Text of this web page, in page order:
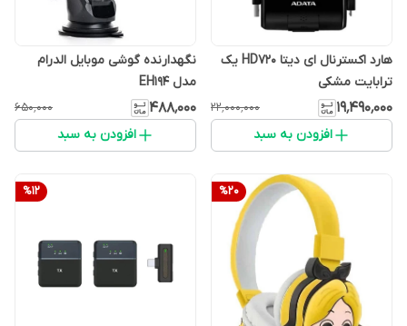
هارد اکسترنال ای دیتا HD720 یک
ترابایت مشکی
۱۹٬۴۹۰٬۰۰۰ ۲۲٬۰۰۰٬۰۰۰
افزودن به سبد
نگهدارنده گوشی موبایل الدرام
مدل EH194
۴۸۸٬۰۰۰ ۶۵۰٬۰۰۰
افزودن به سبد
%20
%12